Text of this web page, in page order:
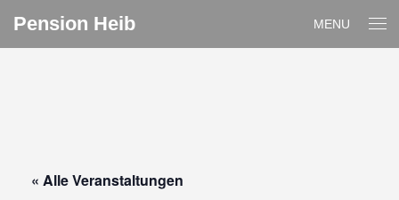
Pension Heib MENU
« Alle Veranstaltungen